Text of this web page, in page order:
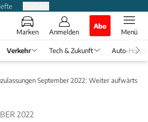
Marken Anmelden
Abo
Menü
Verkehr Tech & Zukunft Auto-
September 2022: Weiter aufwärts
2022